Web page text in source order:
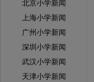
北京小学新闻
上海小学新闻
广州小学新闻
深圳小学新闻
武汉小学新闻
天津小学新闻